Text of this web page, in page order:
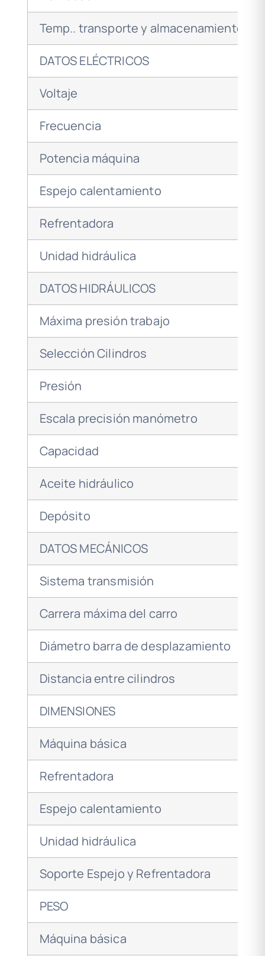
Temp.. transporte y almacenamiento
DATOS ELÉCTRICOS
Voltaje
Frecuencia
Potencia máquina
Espejo calentamiento
Refrentadora
Unidad hidráulica
DATOS HIDRÁULICOS
Máxima presión trabajo
Selección Cilindros
Presión
Escala precisión manómetro
Capacidad
Aceite hidráulico
Depósito
DATOS MECÁNICOS
Sistema transmisión
Carrera máxima del carro
Diámetro barra de desplazamiento
Distancia entre cilindros
DIMENSIONES
Máquina básica
Refrentadora
Espejo calentamiento
Unidad hidráulica
Soporte Espejo y Refrentadora
PESO
Máquina básica